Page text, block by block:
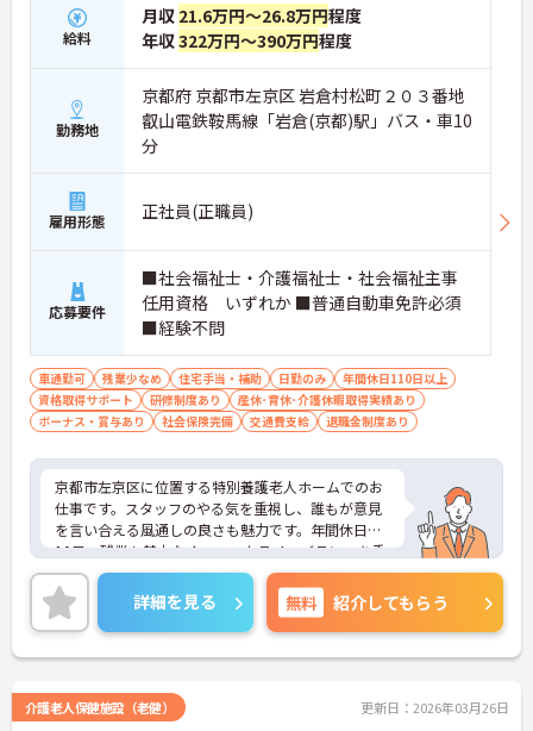
給料
月収 21.6万円～26.8万円程度
年収322万円～390万円程度
勤務地
京都府 京都市左京区 岩倉村松町２０３番地
叡山電鉄鞍馬線「岩倉(京都)駅」バス・車10
分
雇用形態 正社員(正職員)
応募要件
■社会福祉士・介護福祉士・社会福祉主事
任用資格 いずれか ■普通自動車免許必須
■経験不問
車通勤可 残業少なめ 住宅手当・補助 日勤のみ
年間休日110日以上
資格取得サポート
研修制度あり
産休･育休･介護休暇取得実績あり
ボーナス・賞与あり
社会保険完備 交通費支給 退職金制度あり
京都市左京区に位置する特別養護老人ホームでのお
仕事です。スタッフのやる気を重視し、誰もが意見
を言い合える風通しの良さも魅力です。年間休日は1
10日、残業も基本なく、ワークライフバランスを重
視した働き方が叶います。ご興味のある方には、面
接対策ポイントなど、さらに詳細をお話しいたしま
すのでお気軽にご相談ください！
詳細を見る 無料 紹介してもらう
介護老人保健施設（老健） 更新日：2026年03月26日